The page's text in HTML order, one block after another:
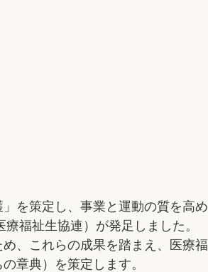
を策定し、事業と運動の質を高め
福祉生協連）が発足しました。
、これらの成果を踏まえ、医療福
章典）を策定します。